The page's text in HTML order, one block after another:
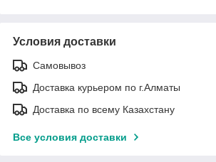
Условия доставки
Самовывоз
Доставка курьером по г.Алматы
Доставка по всему Казахстану
Все условия доставки